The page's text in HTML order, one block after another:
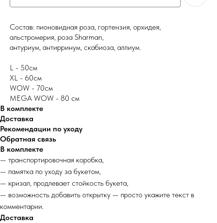
Состав: пионовидная роза, гортензия, орхидея,
альстромерия, роза Sharman,
антуриум, антирринум, скабиоза, аллиум.
L - 50см
XL - 60см
WOW - 70см
MEGA WOW - 80 см
В комплекте
Доставка
Рекомендации по уходу
Обратная связь
В комплекте
— транспортировочная коробка,
— памятка по уходу за букетом,
— кризал, продлевает стойкость букета,
— возможность добавить открытку — просто укажите текст в
комментарии.
Доставка